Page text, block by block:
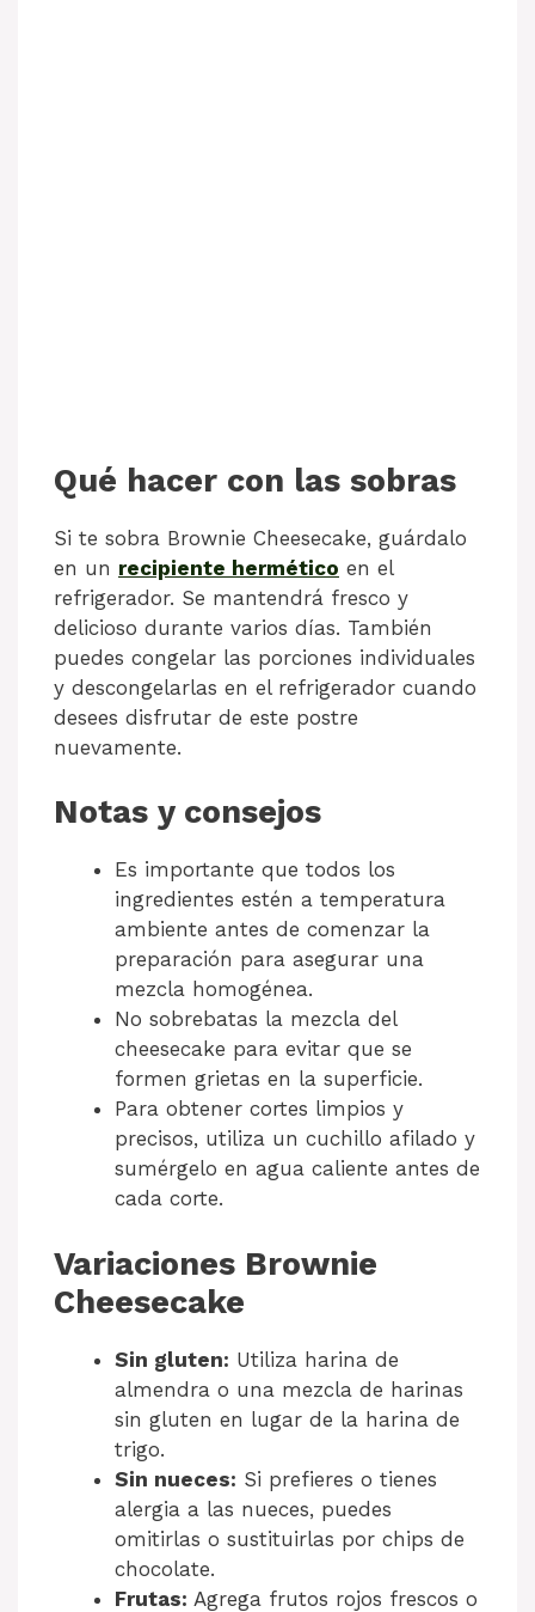
Qué hacer con las sobras
Si te sobra Brownie Cheesecake, guárdalo
en un recipiente hermético en el
refrigerador. Se mantendrá fresco y
delicioso durante varios días. También
puedes congelar las porciones individuales
y descongelarlas en el refrigerador cuando
desees disfrutar de este postre
nuevamente.
Notas y consejos
Es importante que todos los
ingredientes estén a temperatura
ambiente antes de comenzar la
preparación para asegurar una
mezcla homogénea.
No sobrebatas la mezcla del
cheesecake para evitar que se
formen grietas en la superficie.
Para obtener cortes limpios y
precisos, utiliza un cuchillo afilado y
sumérgelo en agua caliente antes de
cada corte.
Variaciones Brownie
Cheesecake
Sin gluten: Utiliza harina de
almendra o una mezcla de harinas
sin gluten en lugar de la harina de
trigo.
Sin nueces: Si prefieres o tienes
alergia a las nueces, puedes
omitirlas o sustituirlas por chips de
chocolate.
Frutas: Agrega frutos rojos frescos o